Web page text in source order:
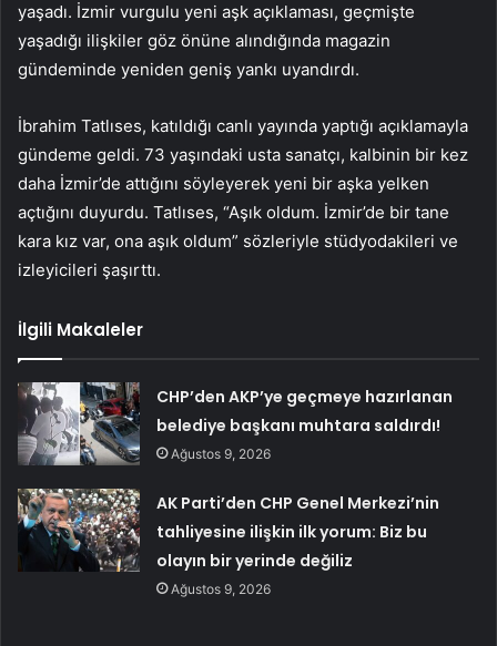
yaşadı. İzmir vurgulu yeni aşk açıklaması, geçmişte
yaşadığı ilişkiler göz önüne alındığında magazin
gündeminde yeniden geniş yankı uyandırdı.
İbrahim Tatlıses, katıldığı canlı yayında yaptığı açıklamayla
gündeme geldi. 73 yaşındaki usta sanatçı, kalbinin bir kez
daha İzmir’de attığını söyleyerek yeni bir aşka yelken
açtığını duyurdu. Tatlıses, “Aşık oldum. İzmir’de bir tane
kara kız var, ona aşık oldum” sözleriyle stüdyodakileri ve
izleyicileri şaşırttı.
İlgili Makaleler
CHP’den AKP’ye geçmeye hazırlanan
belediye başkanı muhtara saldırdı!
Ağustos 9, 2026
AK Parti’den CHP Genel Merkezi’nin
tahliyesine ilişkin ilk yorum: Biz bu
olayın bir yerinde değiliz
Ağustos 9, 2026